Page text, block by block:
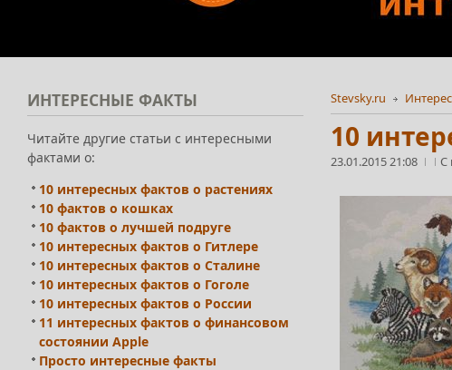
Stevsky.ru
10
23.01.2015 21:08 С
ИНТЕРЕСНЫЕ ФАКТЫ
Читайте другие статьи с интересными
фактами о:
10 интересных фактов о растениях
10 фактов о кошках
10 фактов о лучшей подруге
10 интересных фактов о Гитлере
10 интересных фактов о Сталине
10 интересных фактов о Гоголе
10 интересных фактов о России
11 интересных фактов о финансовом
состоянии Apple
Просто интересные факты